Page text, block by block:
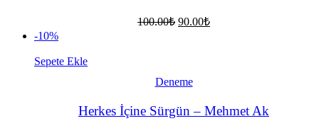
100.00₺ Orijinal
90.00₺Şu
-10%
Sepete Ekle
Deneme
Herkes İçine Sürgün – Mehmet Ak